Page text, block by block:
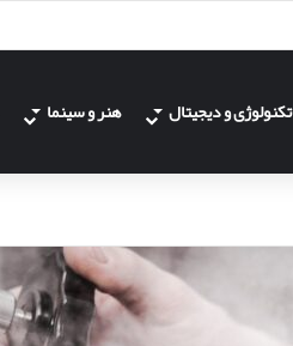
تکنولوژی و دیجیتال هنر و سینما